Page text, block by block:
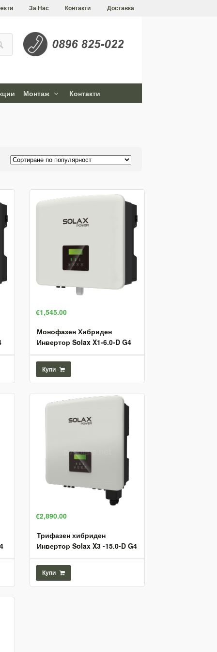
За Нас Контакти Доставка
Монтаж Контакти
€1,545.00
Монофазен Хибриден
Инвертор Solax X1-6.0-D G4
Купи
€2,890.00
Трифазен хибриден
Инвертор Solax X3 -15.0-D G4
Купи